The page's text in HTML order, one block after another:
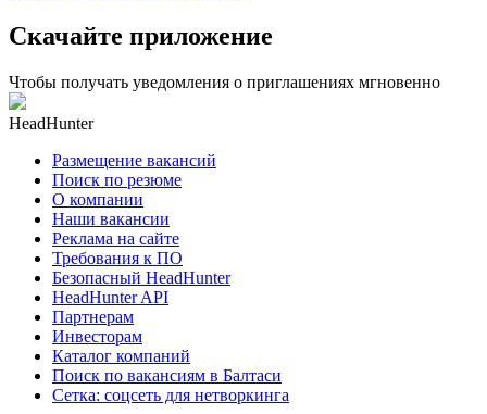
Скачайте приложение
Чтобы получать уведомления о приглашениях мгновенно
HeadHunter
Размещение вакансий
Поиск по резюме
О компании
Наши вакансии
Реклама на сайте
Требования к ПО
Безопасный HeadHunter
HeadHunter API
Партнерам
Инвесторам
Каталог компаний
Поиск по вакансиям в Балтаси
Сетка: соцсеть для нетворкинга